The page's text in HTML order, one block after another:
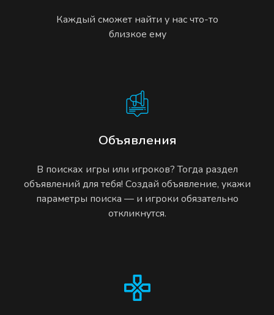
Каждый сможет найти у нас что-то
близкое ему
Объявления
В поисках игры или игроков? Тогда раздел
объявлений для тебя! Создай объявление, укажи
параметры поиска — и игроки обязательно
откликнутся.